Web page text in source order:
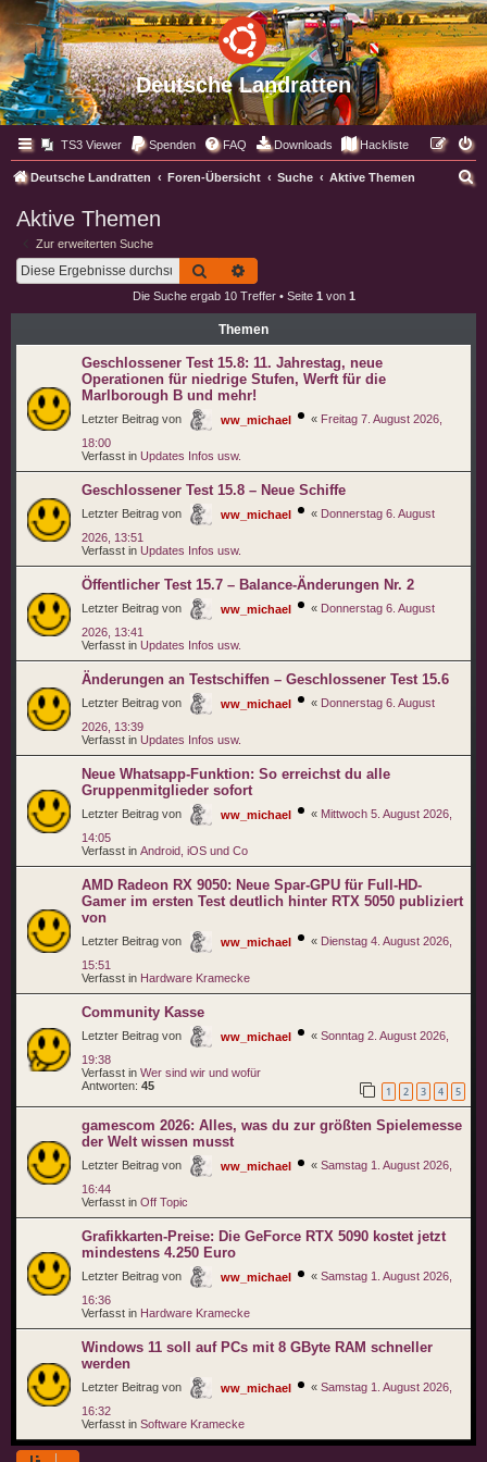
Deutsche Landratten
TS3 Viewer Spenden FAQ Downloads Hackliste
Deutsche Landratten Foren-Übersicht Suche Aktive Themen
Aktive Themen
Zur erweiterten Suche
Suche
Die Suche ergab 10 Treffer • Seite 1 von 1
Themen
Geschlossener Test 15.8: 11. Jahrestag, neue
Operationen für niedrige Stufen, Werft für die
Marlborough B und mehr!
Letzter Beitrag von ww_michael « Freitag 7. August 2026,
18:00
Verfasst in Updates Infos usw.
Geschlossener Test 15.8 – Neue Schiffe
Letzter Beitrag von ww_michael « Donnerstag 6. August
2026, 13:51
Verfasst in Updates Infos usw.
Öffentlicher Test 15.7 – Balance-Änderungen Nr. 2
Letzter Beitrag von ww_michael « Donnerstag 6. August
2026, 13:41
Verfasst in Updates Infos usw.
Änderungen an Testschiffen – Geschlossener Test 15.6
Letzter Beitrag von ww_michael « Donnerstag 6. August
2026, 13:39
Verfasst in Updates Infos usw.
Neue Whatsapp-Funktion: So erreichst du alle
Gruppenmitglieder sofort
Letzter Beitrag von ww_michael « Mittwoch 5. August 2026,
14:05
Verfasst in Android, iOS und Co
AMD Radeon RX 9050: Neue Spar-GPU für Full-HD-
Gamer im ersten Test deutlich hinter RTX 5050 publiziert
von
Letzter Beitrag von ww_michael « Dienstag 4. August 2026,
15:51
Verfasst in Hardware Kramecke
Community Kasse
Letzter Beitrag von ww_michael « Sonntag 2. August 2026,
19:38
Verfasst in Wer sind wir und wofür
Antworten: 45 1 2 3 4 5
gamescom 2026: Alles, was du zur größten Spielemesse
der Welt wissen musst
Letzter Beitrag von ww_michael « Samstag 1. August 2026,
16:44
Verfasst in Off Topic
Grafikkarten-Preise: Die GeForce RTX 5090 kostet jetzt
mindestens 4.250 Euro
Letzter Beitrag von ww_michael « Samstag 1. August 2026,
16:36
Verfasst in Hardware Kramecke
Windows 11 soll auf PCs mit 8 GByte RAM schneller
werden
Letzter Beitrag von ww_michael « Samstag 1. August 2026,
16:32
Verfasst in Software Kramecke